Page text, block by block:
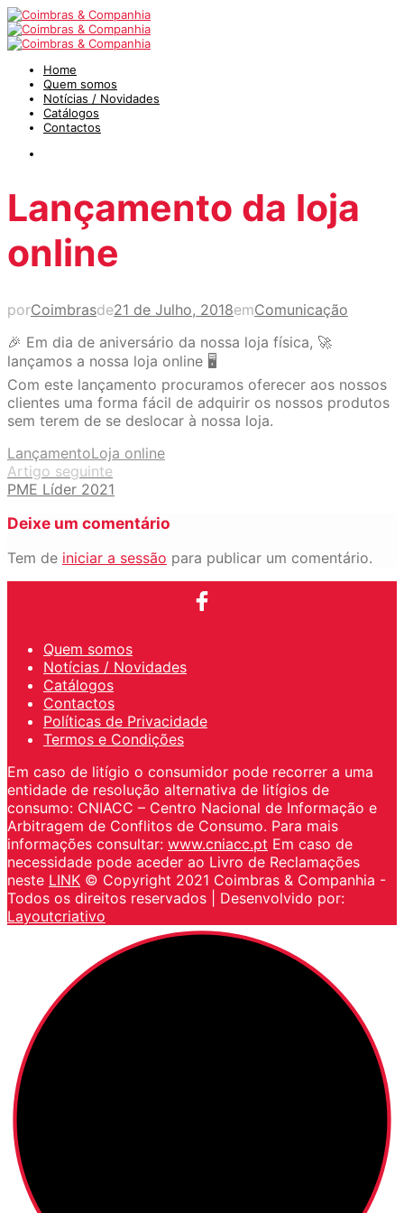
Home
Quem somos
Notícias / Novidades
Catálogos
Contactos
Lançamento da loja
online
porCoimbrasde21 de Julho, 2018emComunicação
🎉 Em dia de aniversário da nossa loja física, 🚀
lançamos a nossa loja online 🖥
Com este lançamento procuramos oferecer aos nossos
clientes uma forma fácil de adquirir os nossos produtos
sem terem de se deslocar à nossa loja.
LançamentoLoja online
Artigo seguinte
PME Líder 2021
Deixe um comentário
Tem de iniciar a sessão para publicar um comentário.
Quem somos
Notícias / Novidades
Catálogos
Contactos
Políticas de Privacidade
Termos e Condições
Em caso de litígio o consumidor pode recorrer a uma
entidade de resolução alternativa de litígios de
consumo: CNIACC – Centro Nacional de Informação e
Arbitragem de Conflitos de Consumo. Para mais
informações consultar: www.cniacc.pt Em caso de
necessidade pode aceder ao Livro de Reclamações
neste LINK © Copyright 2021 Coimbras & Companhia -
Todos os direitos reservados | Desenvolvido por:
Layoutcriativo